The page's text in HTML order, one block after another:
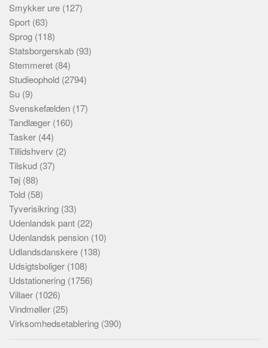
Smykker ure (127)
Sport (63)
Sprog (118)
Statsborgerskab (93)
Stemmeret (84)
Studieophold (2794)
Su (9)
Svenskefælden (17)
Tandlæger (160)
Tasker (44)
Tillidshverv (2)
Tilskud (37)
Tøj (88)
Told (58)
Tyverisikring (33)
Udenlandsk pant (22)
Udenlandsk pension (10)
Udlandsdanskere (138)
Udsigtsboliger (108)
Udstationering (1756)
Villaer (1026)
Vindmøller (25)
Virksomhedsetablering (390)